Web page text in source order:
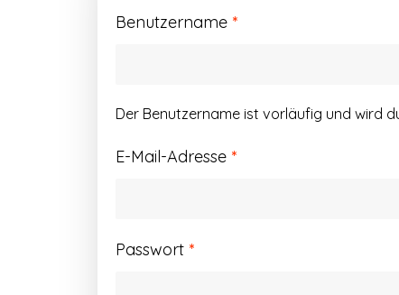
Benutzername *Erforderlich
Der Benutzername ist vorläufig und wird
E-Mail-Adresse *Erforderlich
Passwort *Erforderlich